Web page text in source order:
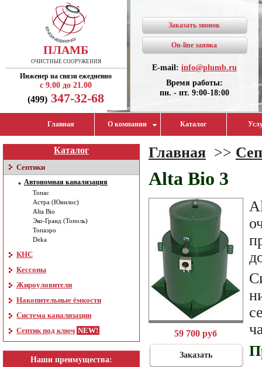
ПЛАМБ
ОЧИСТНЫЕ СООРУЖЕНИЯ
Инженер на связи ежедневно
с 9.00 до 21.00
(499) 347-32-68
Заказать звонок
On-line заявка
E-mail: info@plumb.ru
Время работы:
пн. - пт. 9:00-18:00
Главная О компании Каталог
Каталог
Септики
Автономная канализация
Топас
Астра (Юнилос)
Alta Bio
Эко-Гранд (Тополь)
Топаэро
Deka
КНС
Кессоны
Жироуловители
Накопительные ёмкости
Система канализации
Септик под ключ
Наши преимущества:
Главная >>
Alta Bio 3
59 700 руб
Заказать